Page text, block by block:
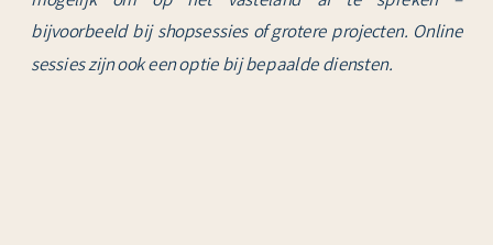
bijvoorbeeld bij shopsessies of grotere projecten. Online
sessies zijn ook een optie bij bepaalde diensten.